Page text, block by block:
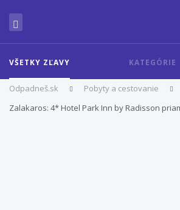
VŠETKY ZĽAVY KATEGÓRIE
Odpadneš.sk
Pobyty a cestovanie
Zalakaros: 4* Hotel Park Inn by Radisson